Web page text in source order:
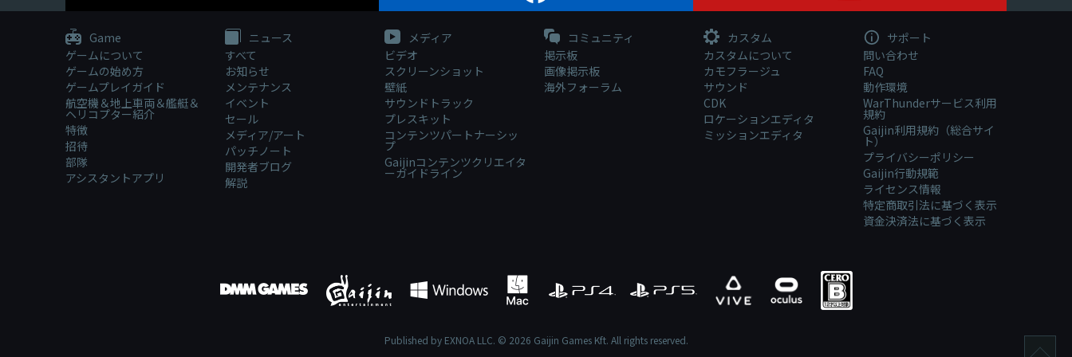
Game
ゲームについて
ゲームの始め方
ゲームプレイガイド
航空機＆地上車両＆艦艇＆
ヘリコプター紹介
特徴
招待
部隊
アシスタントアプリ
ニュース
すべて
お知らせ
メンテナンス
イベント
セール
メディア/アート
パッチノート
開発者ブログ
解説
メディア
ビデオ
スクリーンショット
壁紙
サウンドトラック
プレスキット
コンテンツパートナーシッ
プ
Gaijinコンテンツクリエイタ
ーガイドライン
コミュニティ
掲示板
画像掲示板
海外フォーラム
カスタム
カスタムについて
カモフラージュ
サウンド
CDK
ロケーションエディタ
ミッションエディタ
サポート
問い合わせ
FAQ
動作環境
WarThunderサービス利用
規約
Gaijin利用規約（総合サイ
ト）
プライバシーポリシー
Gaijin行動規範
ライセンス情報
特定商取引法に基づく表示
資金決済法に基づく表示
Published by EXNOA LLC. © 2026 Gaijin Games Kft. All rights reserved.